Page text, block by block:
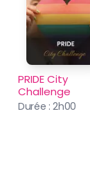
PRIDE City
Challenge
Durée :2h00